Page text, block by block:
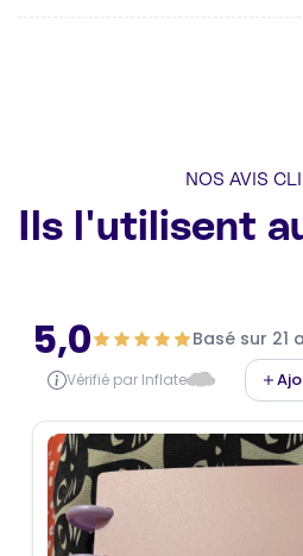
NOS AVIS
Ils l'utilisent
5,0 Basé sur 21
Vérifié par Inflate